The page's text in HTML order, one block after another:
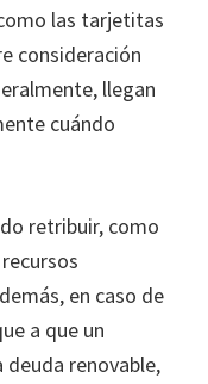
las tarjetitas
consideración
llegan
cuándo
retribuir, como
en caso de
a que un
renovable,